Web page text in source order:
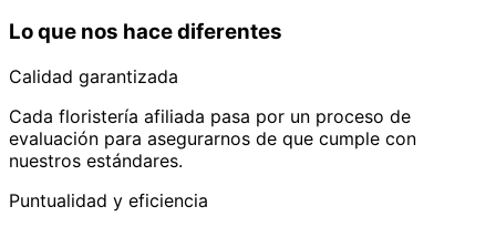
Lo que nos hace diferentes
Calidad garantizada
Cada floristería afiliada pasa por un proceso de
evaluación para asegurarnos de que cumple con
nuestros estándares.
Puntualidad y eficiencia